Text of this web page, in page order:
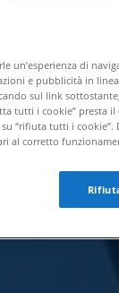
un’esperienza di
e pubblicità in
sul link
tutti i cookie” presta
“rifiuta tutti i
al corretto